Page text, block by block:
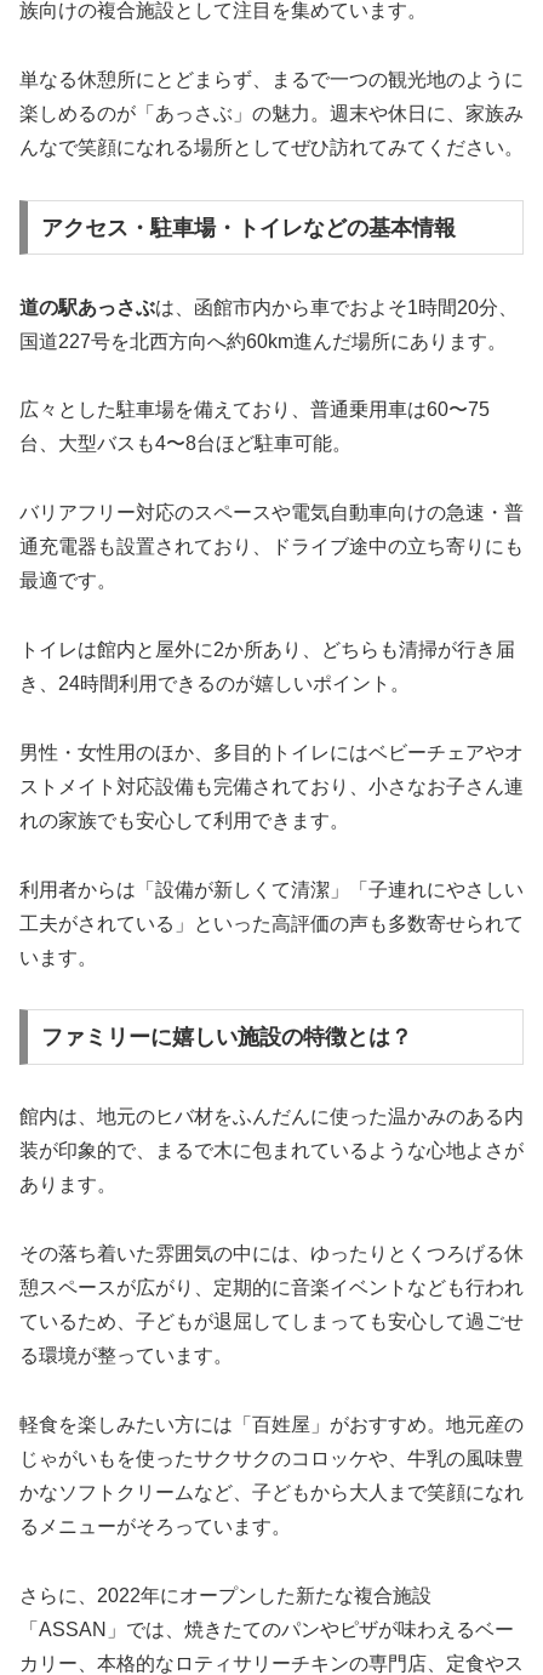
族向けの複合施設として注目を集めています。
単なる休憩所にとどまらず、まるで一つの観光地のように
楽しめるのが「あっさぶ」の魅力。週末や休日に、家族み
んなで笑顔になれる場所としてぜひ訪れてみてください。
アクセス・駐車場・トイレなどの基本情報
道の駅あっさぶは、函館市内から車でおよそ1時間20分、
国道227号を北西方向へ約60km進んだ場所にあります。
広々とした駐車場を備えており、普通乗用車は60〜75
台、大型バスも4〜8台ほど駐車可能。
バリアフリー対応のスペースや電気自動車向けの急速・普
通充電器も設置されており、ドライブ途中の立ち寄りにも
最適です。
トイレは館内と屋外に2か所あり、どちらも清掃が行き届
き、24時間利用できるのが嬉しいポイント。
男性・女性用のほか、多目的トイレにはベビーチェアやオ
ストメイト対応設備も完備されており、小さなお子さん連
れの家族でも安心して利用できます。
利用者からは「設備が新しくて清潔」「子連れにやさしい
工夫がされている」といった高評価の声も多数寄せられて
います。
ファミリーに嬉しい施設の特徴とは？
館内は、地元のヒバ材をふんだんに使った温かみのある内
装が印象的で、まるで木に包まれているような心地よさが
あります。
その落ち着いた雰囲気の中には、ゆったりとくつろげる休
憩スペースが広がり、定期的に音楽イベントなども行われ
ているため、子どもが退屈してしまっても安心して過ごせ
る環境が整っています。
軽食を楽しみたい方には「百姓屋」がおすすめ。地元産の
じゃがいもを使ったサクサクのコロッケや、牛乳の風味豊
かなソフトクリームなど、子どもから大人まで笑顔になれ
るメニューがそろっています。
さらに、2022年にオープンした新たな複合施設
「ASSAN」では、焼きたてのパンやピザが味わえるベー
カリー、本格的なロティサリーチキンの専門店、定食やス